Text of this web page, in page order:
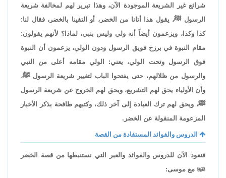
شرائع غير الشريعة الموجودة الآن، وهذا تبرير لهم لمخالفة شريعة
الرسول ﷺ، يقول هذا أتانا من الخضر، أو التقينا بالخضر، فقال لنا:
كذا وكذا، ويزعمون أيضاً أنه ولي وليس بنبي، لماذا؟ لأنهم يقولون:
مقام النبوة في برزخ فويق الرسول ودون الولي، يزعمون أن النبوة
فوق الرسول وتحت الولي، يعني: الولي مقامه أعلى من النبي
والرسول من ظلالهم، حتى يفتحوا الباب لتغيير شريعة الرسول ﷺ،
وأن الأولياء يحق لهم التشريع، ويحق لهم الخروج عن شريعة الرسول
ﷺ، ويحق لهم ترك العبادة إلى آخر ذلك، وكتبهم طافحة بذكر الأخبار
المزعومة المنقولة عن الخضر.
الدروس والفوائد المستفادة من القصة
فنعود الآن للدروس والفوائد والعبر التي نستنبطها من قصة الخضر
 مع موسى: